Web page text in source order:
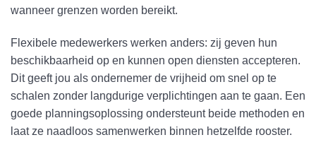
wanneer grenzen worden bereikt.
Flexibele medewerkers werken anders: zij geven hun
beschikbaarheid op en kunnen open diensten accepteren.
Dit geeft jou als ondernemer de vrijheid om snel op te
schalen zonder langdurige verplichtingen aan te gaan. Een
goede planningsoplossing ondersteunt beide methoden en
laat ze naadloos samenwerken binnen hetzelfde rooster.